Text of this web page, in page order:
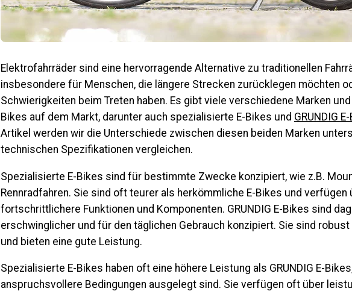
Elektrofahrräder sind eine hervorragende Alternative zu traditionellen
insbesondere für Menschen, die längere Strecken zurücklegen möchten
Schwierigkeiten beim Treten haben. Es gibt viele verschiedene Marken
Bikes auf dem Markt, darunter auch spezialisierte E-Bikes und GRUNDIG
Artikel werden wir die Unterschiede zwischen diesen beiden Marken
technischen Spezifikationen vergleichen.
Spezialisierte E-Bikes sind für bestimmte Zwecke konzipiert, wie z.B.
Rennradfahren. Sie sind oft teurer als herkömmliche E-Bikes und verfügen
fortschrittlichere Funktionen und Komponenten. GRUNDIG E-Bikes sind
erschwinglicher und für den täglichen Gebrauch konzipiert. Sie sind
und bieten eine gute Leistung.
Spezialisierte E-Bikes haben oft eine höhere Leistung als GRUNDIG E-
anspruchsvollere Bedingungen ausgelegt sind. Sie verfügen oft über